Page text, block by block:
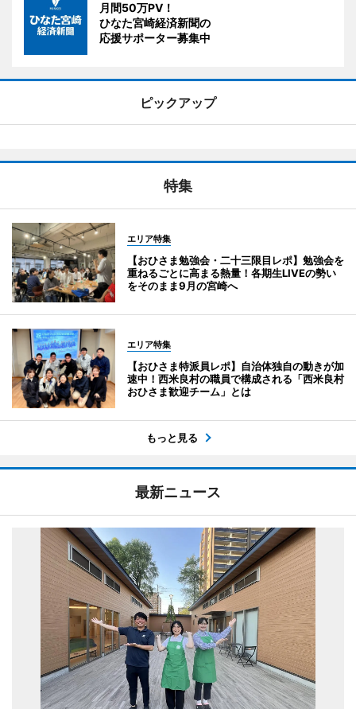
月間50万PV！
ひなた宮崎経済新聞の
応援サポーター募集中
ピックアップ
特集
エリア特集
【おひさま勉強会・二十三限目レポ】勉強会を
重ねるごとに高まる熱量！各期生LIVEの勢い
をそのまま9月の宮崎へ
エリア特集
【おひさま特派員レポ】自治体独自の動きが加
速中！西米良村の職員で構成される「西米良村
おひさま歓迎チーム」とは
もっと見る
最新ニュース